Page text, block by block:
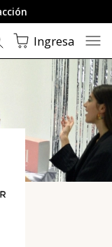
Ingresa